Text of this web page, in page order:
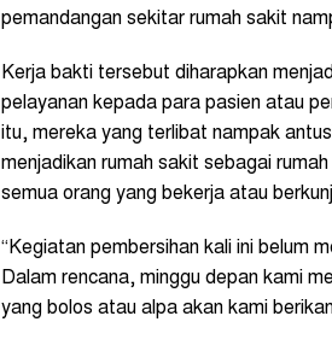
pemandangan sekitar rumah sakit
Kerja bakti tersebut diharapkan
pelayanan kepada para pasien atau
itu, mereka yang terlibat nampak
menjadikan rumah sakit sebagai
semua orang yang bekerja atau
“Kegiatan pembersihan kali ini belum
Dalam rencana, minggu depan kami
yang bolos atau alpa akan kami